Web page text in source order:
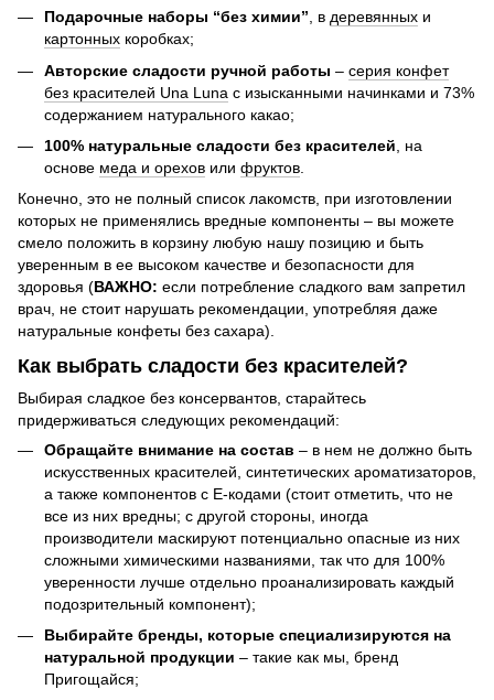
Подарочные наборы “без химии”, в деревянных и
картонных коробках;
Авторские сладости ручной работы – серия конфет
без красителей Una Luna с изысканными начинками и 73%
содержанием натурального какао;
100% натуральные сладости без красителей , на
основе меда и орехов или фруктов
Конечно, это не полный список лакомств, при изготовлении
которых не применялись вредные компоненты – вы можете
смело положить в корзину любую нашу позицию и быть
уверенным в ее высоком качестве и безопасности для
здоровья (ВАЖНО: если потребление сладкого вам запретил
врач, не стоит нарушать рекомендации, употребляя даже
натуральные конфеты без сахара).
Как выбрать сладости без красителей?
Выбирая сладкое без консервантов, старайтесь
придерживаться следующих рекомендаций:
Обращайте внимание на состав – в нем не должно быть
искусственных красителей, синтетических ароматизаторов,
а также компонентов с Е-кодами (стоит отметить, что не
все из них вредны; с другой стороны, иногда
производители маскируют потенциально опасные из них
сложными химическими названиями, так что для 100%
уверенности лучше отдельно проанализировать каждый
подозрительный компонент);
Выбирайте бренды, которые специализируются на
натуральной продукции – такие как мы, бренд
Пригoщайся;